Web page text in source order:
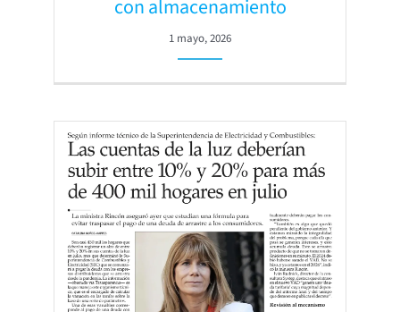
con almacenamiento
1 mayo, 2026